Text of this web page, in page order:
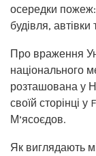
осередки пожеж:
будівля, автівки
Про враження
національного
розташована у
своїй сторінці
М’ясоєдов.
Як виглядають